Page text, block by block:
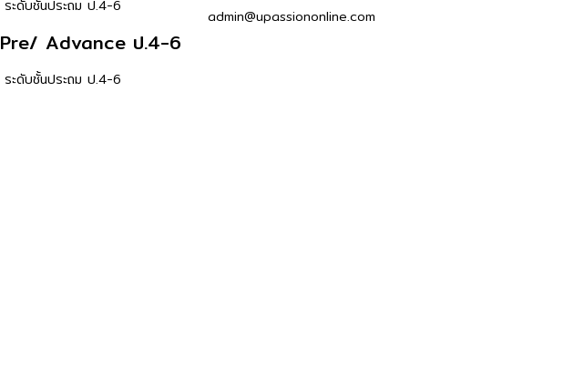
ระดับชั้นประถม ป.4-6
Pre/ Advance ป.4-6
ระดับชั้นประถม ป.4-6
admin@upassiononline.com